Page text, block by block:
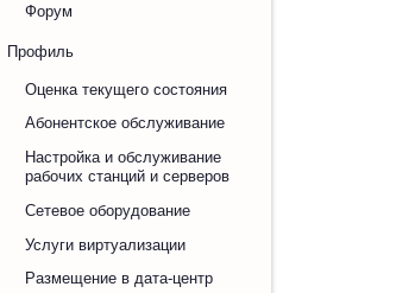
Форум
Профиль
Оценка текущего состояния
Абонентское обслуживание
Настройка и обслуживание
рабочих станций и серверов
Сетевое оборудование
Услуги виртуализации
Размещение в дата-центр